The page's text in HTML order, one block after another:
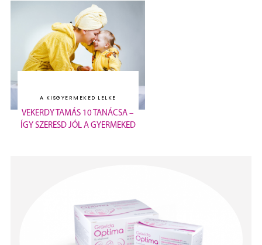
A KISGYERMEKED LELKE
VEKERDY TAMÁS 10 TANÁCSA –
ÍGY SZERESD JÓL A GYERMEKED